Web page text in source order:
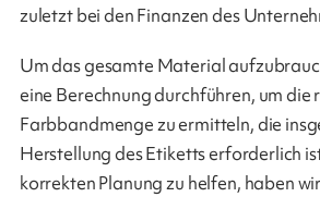
zuletzt bei den Finanzen des
Um das gesamte Material
eine Berechnung durchführen, um die
Farbbandmenge zu ermitteln, die
Herstellung des Etiketts erforderlich
korrekten Planung zu helfen, haben